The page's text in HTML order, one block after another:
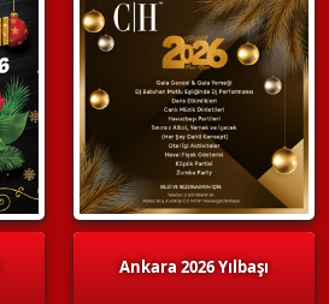
Ankara 2026 Yılbaşı